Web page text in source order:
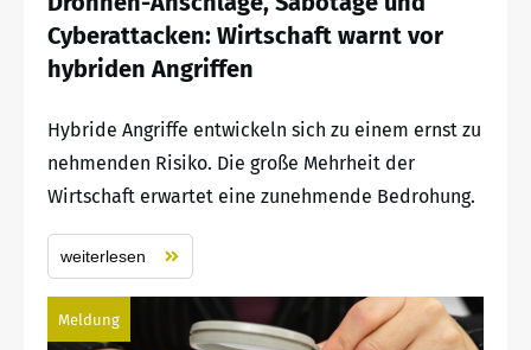
Cyberattacken: Wirtschaft warnt vor
hybriden Angriffen
Hybride Angriffe entwickeln sich zu einem ernst zu
nehmenden Risiko. Die große Mehrheit der
Wirtschaft erwartet eine zunehmende Bedrohung.
weiterlesen
Meldung